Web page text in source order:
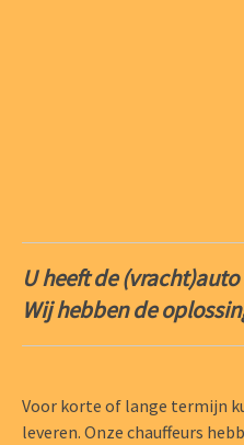
U heeft de
Wij hebben de
Voor korte of lange termijn
leveren. Onze chauffeurs